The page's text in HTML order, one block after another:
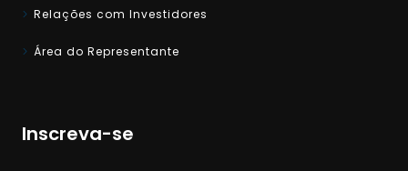
Relações com Investidores
Área do Representante
Inscreva-se